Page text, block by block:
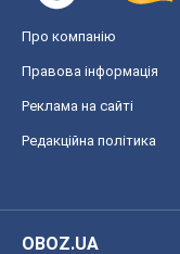
Про компанію
Правова інформація
Реклама на сайті
Редакційна політика
OBOZ.UA